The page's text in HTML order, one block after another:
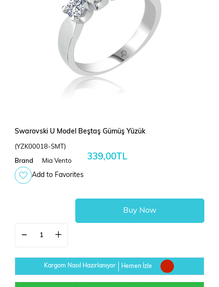
Swarovski U Model Beştaş Gümüş Yüzük
(YZK00018-SMT)
Brand Mia Vento 339,00TL
Add to Favorites
Kargom Nasıl Hazırlanıyor Hemen İzle